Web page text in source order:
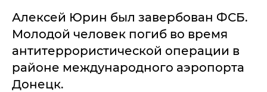
Алексей Юрин был завербован ФСБ.
Молодой человек погиб во время
антитеррористической операции в
районе международного аэропорта
Донецк.